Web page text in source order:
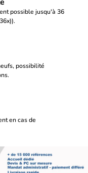
possible jusqu'à 36
possibilité
en cas de